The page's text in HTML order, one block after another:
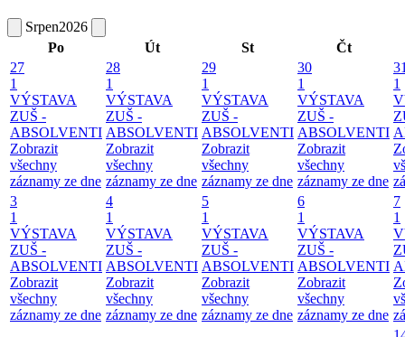
Srpen2026
Po
Út St
Čt
27
1
VÝSTAVA
ZUŠ -
ABSOLVENTI
Zobrazit
všechny
záznamy ze dne
28
1
VÝSTAVA
ZUŠ -
ABSOLVENTI
Zobrazit
všechny
záznamy ze dne
29
1
VÝSTAVA
ZUŠ -
ABSOLVENTI
Zobrazit
všechny
záznamy ze dne
30
1
VÝSTAVA
ZUŠ -
ABSOLVENTI
Zobrazit
všechny
záznamy ze dne
1
3
1
VÝSTAVA
ZUŠ -
ABSOLVENTI
Zobrazit
všechny
záznamy ze dne
4
1
VÝSTAVA
ZUŠ -
ABSOLVENTI
Zobrazit
všechny
záznamy ze dne
5
1
VÝSTAVA
ZUŠ -
ABSOLVENTI
Zobrazit
všechny
záznamy ze dne
6
1
VÝSTAVA
ZUŠ -
ABSOLVENTI
Zobrazit
všechny
záznamy ze dne
7
1